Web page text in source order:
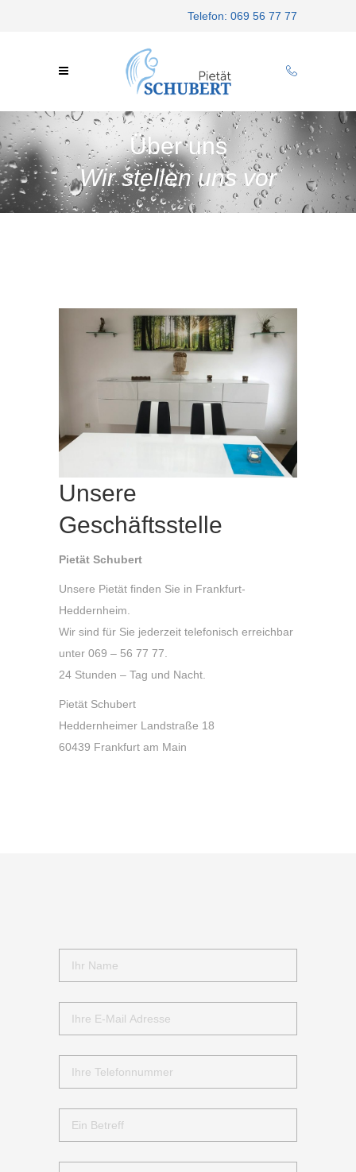
Telefon: 069 56 77 77
Über uns
Wir stellen uns vor
Unsere
Geschäftsstelle
Pietät Schubert
Unsere Pietät finden Sie in Frankfurt-
Heddernheim.
Wir sind für Sie jederzeit telefonisch erreichbar
unter 069 – 56 77 77.
24 Stunden – Tag und Nacht.
Pietät Schubert
Heddernheimer Landstraße 18
60439 Frankfurt am Main